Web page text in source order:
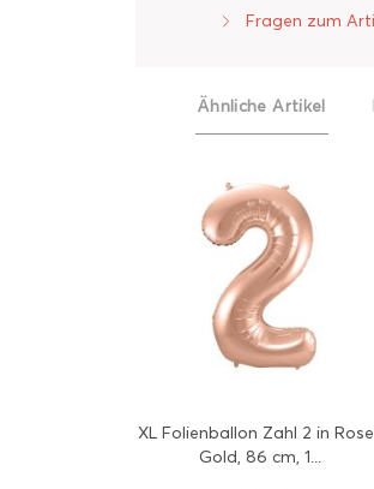
Fragen zum
Ähnliche Artikel
XL Folienballon Zahl 2 in
Gold, 86 cm, 1...